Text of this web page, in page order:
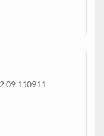
09 110911